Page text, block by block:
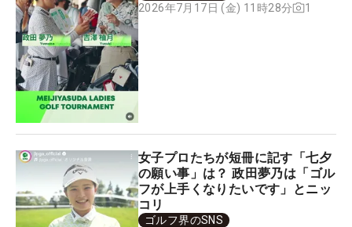
2026年7月17日 (金) 11時28分
1
女子プロたちが短冊に記す「七夕
の願い事」は？ 政田夢乃は「ゴル
フが上手くなりたいです」とニッ
コリ
ゴルフ界のSNS